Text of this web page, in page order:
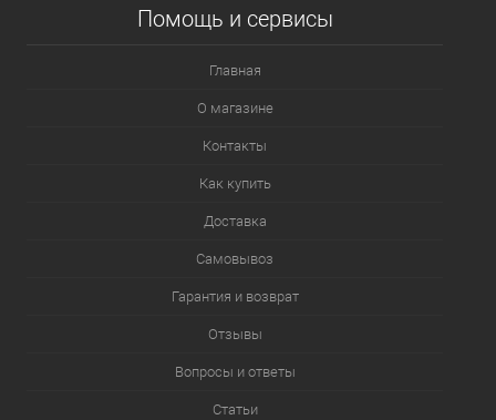
Помощь и сервисы
Главная
О магазине
Контакты
Как купить
Доставка
Самовывоз
Гарантия и возврат
Отзывы
Вопросы и ответы
Статьи